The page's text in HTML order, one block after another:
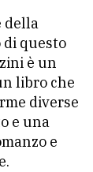
della
di questo
è un
libro che
diverse
e una
e